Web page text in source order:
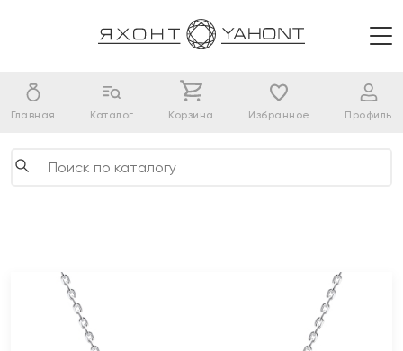
Главная Каталог Корзина Избранное Профиль